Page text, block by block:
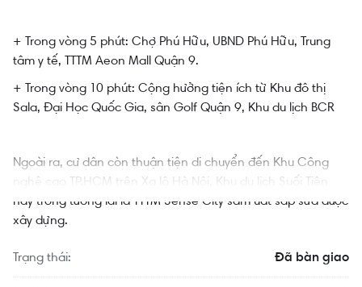
+ Trong vòng 5 phút: Chợ Phú Hữu, UBND Phú Hữu, Trung
tâm y tế, TTTM Aeon Mall Quận 9.
+ Trong vòng 10 phút: Cộng hưởng tiện ích từ Khu đô thị
Sala, Đại Học Quốc Gia, sân Golf Quận 9, Khu du lịch BCR
Ngoài ra, cư dân còn thuận tiện di chuyển đến Khu Công
nghệ cao TP.HCM trên Xa lộ Hà Nội, Khu du lịch Suối Tiên
hay trong tương lai là TTTM Sense City sầm uất sắp sửa được
xây dựng.
Trạng thái: Đã bàn giao